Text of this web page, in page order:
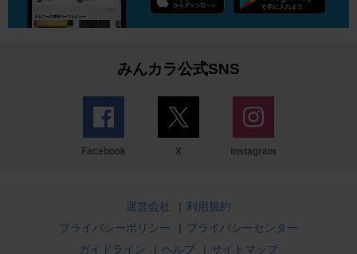
みんカラ公式SNS
Facebook X Instagram
運営会社 | 利用規約
プライバシーポリシー
| プライバシーセンター
ガイドライン
| ヘルプ | サイトマップ